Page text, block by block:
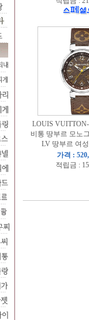
LOUIS
비통 땅부르 모노
LV 땅부르 여
가격 :
적립금 :